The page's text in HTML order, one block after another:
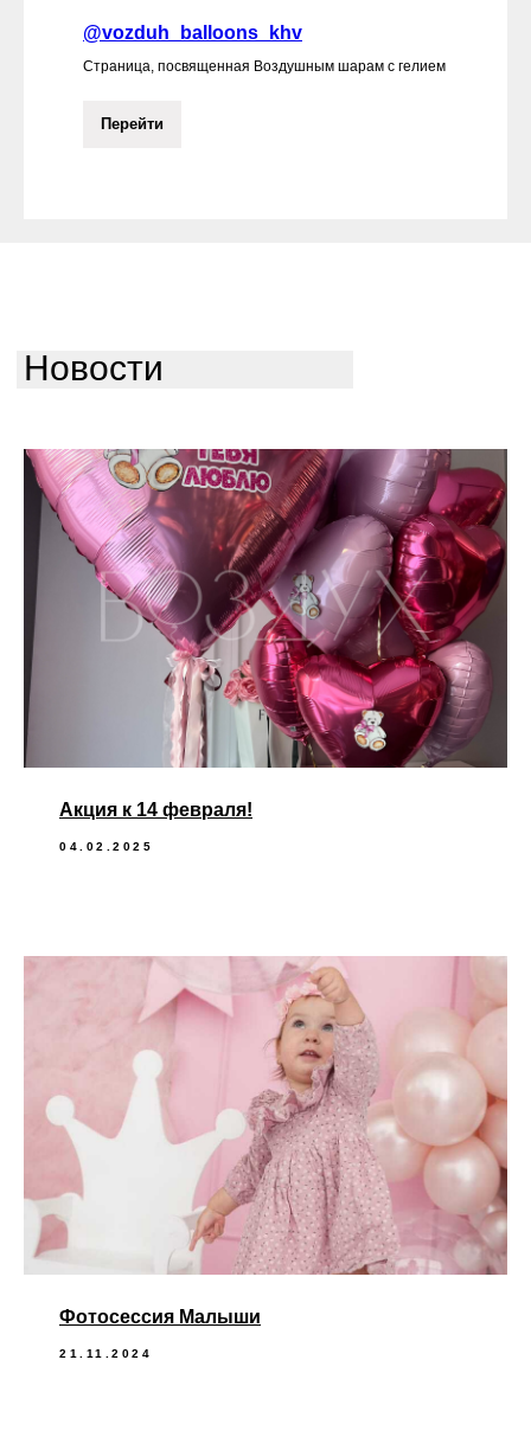
@vozduh_balloons_khv
Страница, посвященная Воздушным шарам с гелием
Перейти
Новости
Акция к 14 февраля!
04.02.2025
Фотосессия Малыши
21.11.2024